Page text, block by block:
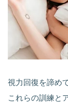
視力回復を諦め
これらの訓練と